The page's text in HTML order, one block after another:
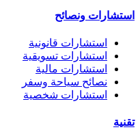
استشارات ونصائح
استشارات قانونية
استشارات تسويقية
استشارات مالية
نصائح سياحة وسفر
استشارات شخصية
تقنية